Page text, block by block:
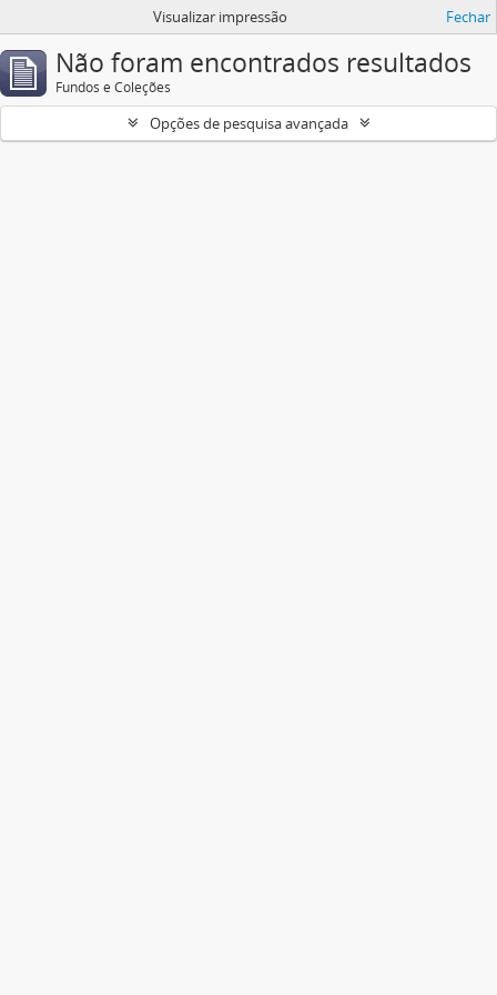
Visualizar impressão Fechar
Não foram encontrados resultados
Fundos e Coleções
Opções de pesquisa avançada